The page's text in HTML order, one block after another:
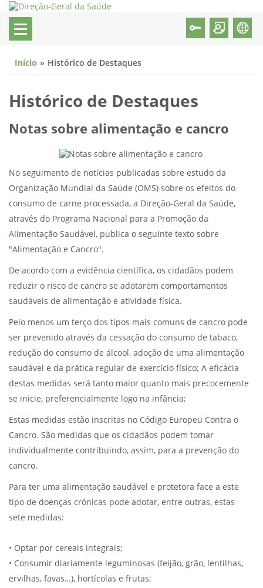
Início Histórico de Destaques
Histórico de Destaques
Notas sobre alimentação e cancro
No seguimento de notícias publicadas sobre estudo da
Organização Mundial da Saúde (OMS) sobre os efeitos do
consumo de carne processada, a Direção-Geral da Saúde,
através do Programa Nacional para a Promoção da
Alimentação Saudável, publica o seguinte texto sobre
"Alimentação e Cancro".
De acordo com a evidência científica, os cidadãos podem
reduzir o risco de cancro se adotarem comportamentos
saudáveis de alimentação e atividade física.
Pelo menos um terço dos tipos mais comuns de cancro pode
ser prevenido através da cessação do consumo de tabaco,
redução do consumo de álcool, adoção de uma alimentação
saudável e da prática regular de exercício físico; A eficácia
destas medidas será tanto maior quanto mais precocemente
se inicie, preferencialmente logo na infância;
Estas medidas estão inscritas no Código Europeu Contra o
Cancro. São medidas que os cidadãos podem tomar
individualmente contribuindo, assim, para a prevenção do
cancro.
Para ter uma alimentação saudável e protetora face a este
tipo de doenças crónicas pode adotar, entre outras, estas
sete medidas:
• Optar por cereais integrais;
• Consumir diariamente leguminosas (feijão, grão, lentilhas,
ervilhas, favas…), hortícolas e frutas;